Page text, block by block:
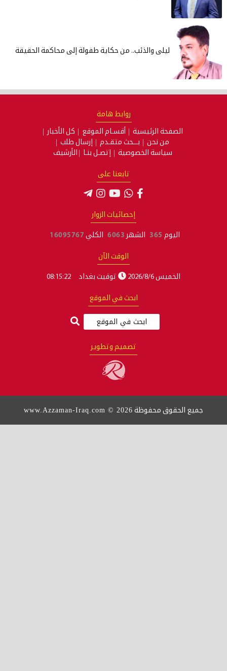
ليلى والذئب.. من حكاية طفولة إلى محاكمة الحقيقة
الصفحة الرئيسية أقسـام الموقع
كل الأخبار
بـــحث متقـدم
إرسال طلب
سياسة الخصوصية
إتصـل بنـا الأرشيف
إحصائيات الزوار
الشهر6063 الكلي16095767
توقيت بغداد 08:15:22
ابحث في الموقع
تصميم وتطوير
الحقوق محفوظةwww.Azzaman-Iraq.com © 2026